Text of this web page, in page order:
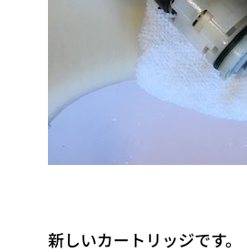
新しいカートリッジです。